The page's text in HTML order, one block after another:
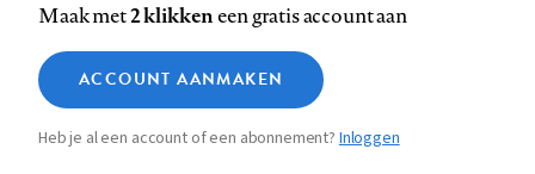
op
Facebook
op
LinkedIn
op
Bluesky
ons
op
InstagramYouTube
Footer
Contact Colofon Disclaimer Privacy
Medische vragen verdienen
betrouwbare antwoorden
Analytische cookies
Marketing cookies
Maak met2 klikkeneen gratis account aan
ACCOUNT AANMAKEN
Heb je al een account of een abonnement?Inloggen